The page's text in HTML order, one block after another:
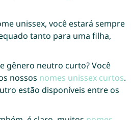
unissex, você estará sempre
tanto para uma filha,
gênero neutro curto? Você
nossos nomes unissex curtos.
estão disponíveis entre os